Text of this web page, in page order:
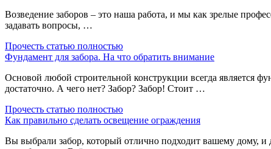
Возведение заборов – это наша работа, и мы как зрелые
задавать вопросы, …
Прочесть статью полностью
Фундамент для забора. На что обратить внимание
Основой любой строительной конструкции всегда
достаточно. А чего нет? Забор? Забор! Стоит …
Прочесть статью полностью
Как правильно сделать освещение ограждения
Вы выбрали забор, который отлично подходит вашему дому, и